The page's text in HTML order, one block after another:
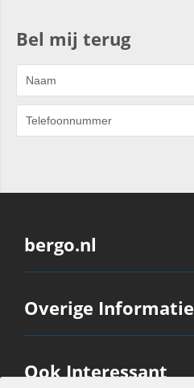
Bel mij terug
bergo.nl
Overige Informatie
Ook Interessant